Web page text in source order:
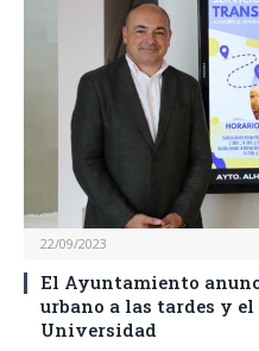
22/09/2023
El Ayuntamiento
urbano a las tardes y
Universidad